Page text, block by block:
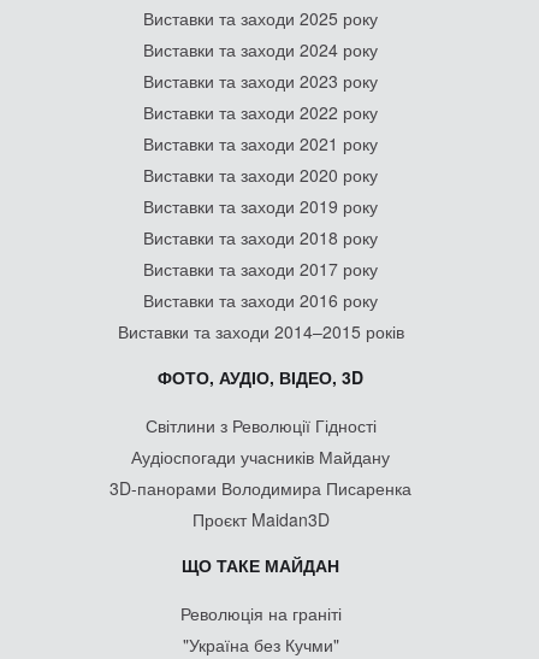
Виставки та заходи 2025 року
Виставки та заходи 2024 року
Виставки та заходи 2023 року
Виставки та заходи 2022 року
Виставки та заходи 2021 року
Виставки та заходи 2020 року
Виставки та заходи 2019 року
Виставки та заходи 2018 року
Виставки та заходи 2017 року
Виставки та заходи 2016 року
Виставки та заходи 2014–2015 років
ФОТО, АУДІО, ВІДЕО, 3D
Світлини з Революції Гідності
Аудіоспогади учасників Майдану
3D-панорами Володимира Писаренка
Проєкт Maidan3D
ЩО ТАКЕ МАЙДАН
Революція на граніті
"Україна без Кучми"